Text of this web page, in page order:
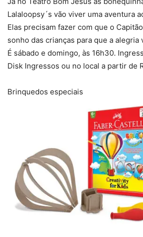
Lalaloopsy´s vão viver uma aventura
Elas precisam fazer com que o
sonho das crianças para que a alegria
É sábado e domingo, às 16h30.
Disk Ingressos ou no local a partir de
Brinquedos especiais